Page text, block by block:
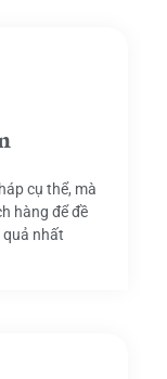
cụ thể, mà
hàng để đề
quả nhất